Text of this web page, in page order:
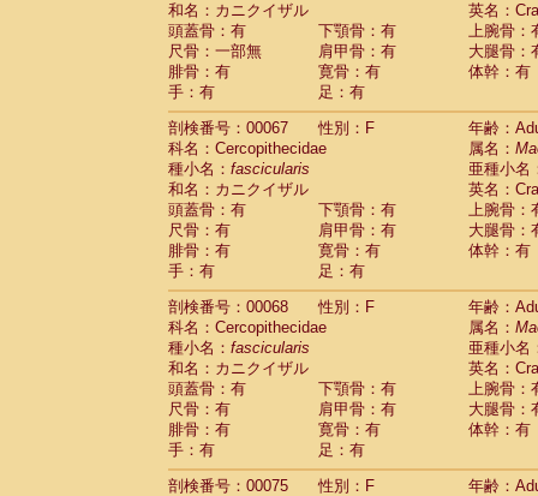
和名：カニクイザル
英名：
頭蓋骨：有
下顎骨：有
上腕骨：
尺骨：一部無
肩甲骨：有
大腿骨：
腓骨：有
寛骨：有
体幹：有
手：有
足：有
剖検番号：00067
性別：F
年齢：
科名：Cercopithecidae
属名：
種小名： fascicularis
亜種小名
和名：カニクイザル
英名：
頭蓋骨：有
下顎骨：有
上腕骨：
尺骨：有
肩甲骨：有
大腿骨：
腓骨：有
寛骨：有
体幹：有
手：有
足：有
剖検番号：00068
性別：F
年齢：
科名：Cercopithecidae
属名：
種小名： fascicularis
亜種小名
和名：カニクイザル
英名：
頭蓋骨：有
下顎骨：有
上腕骨：
尺骨：有
肩甲骨：有
大腿骨：
腓骨：有
寛骨：有
体幹：有
手：有
足：有
剖検番号：00075
性別：F
年齢：